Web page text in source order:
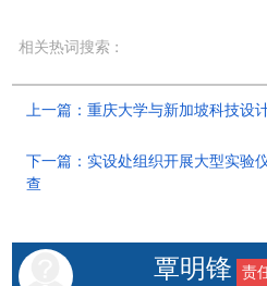
相关热词搜索 :
上一篇：重庆大学与新加坡科技设
下一篇：实设处组织开展大型实验
查
覃明锋 责